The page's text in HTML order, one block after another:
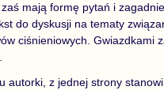
mają formę pytań i
do dyskusji na tematy
ciśnieniowych. Gwiazdkami
autorki, z jednej strony